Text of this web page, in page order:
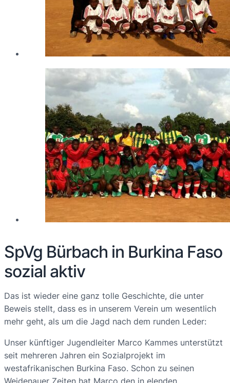
SpVg Bürbach in Burkina Faso
sozial aktiv
Das ist wieder eine ganz tolle Geschichte, die unter
Beweis stellt, dass es in unserem Verein um wesentlich
mehr geht, als um die Jagd nach dem runden Leder:
Unser künftiger Jugendleiter Marco Kammes unterstützt
seit mehreren Jahren ein Sozialprojekt im
westafrikanischen Burkina Faso. Schon zu seinen
Weidenauer Zeiten hat Marco den in elenden